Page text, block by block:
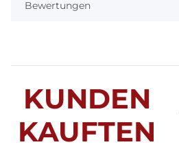
Bewertungen
KUNDEN
KAUFTEN